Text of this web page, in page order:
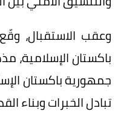
وعقب الاستقبال،
باكستان الإسلامية،
جمهورية باكستان
تبادل الخبرات وبناء